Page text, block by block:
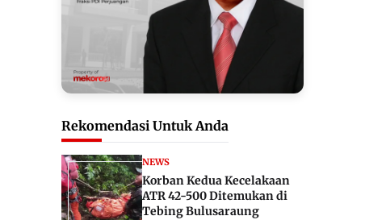
Rekomendasi Untuk Anda
NEWS
Korban Kedua Kecelakaan
ATR 42-500 Ditemukan di
Tebing Bulusaraung